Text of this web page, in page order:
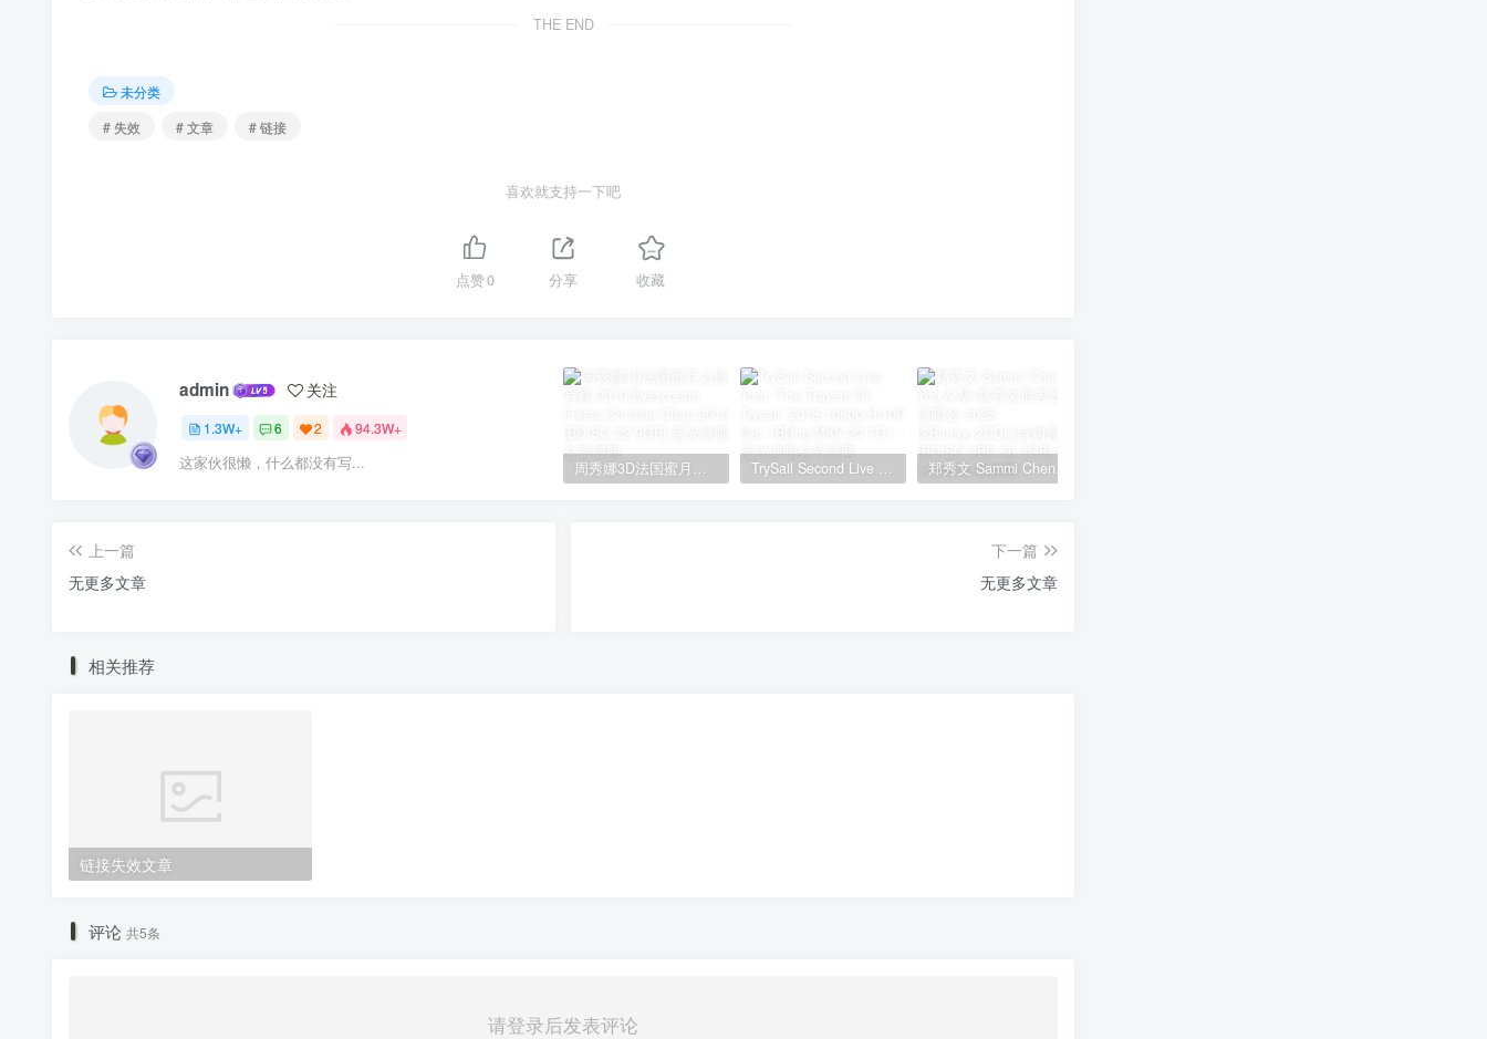
THE END
未分类
# 失效
# 文章 # 链接
喜欢就支持一下吧
点赞0 分享 收藏
admin 关注
1.3W+ 6 2 94.3W+
这家伙很懒，什么都没有写... 周秀娜3D法国蜜月之旅写真 2010 Eyescream Fiesta Chrissie Chau 2010 [BDISO 22.9GB] TrySail Second Live Tour “The Travels Of Trysail” 2018 1080p Hi10P flac《BDrip MKV 20.7G》 郑秀文 Sammi Cheng – You & Mi 郑秀文世界巡迴演唱会 2025 [2Bluray+2CD] [自购原盘] [BDISO 2BD 56.3GB]
上一篇
无更多文章
下一篇
无更多文章
相关推荐
链接失效文章
评论 共5条
请登录后发表评论